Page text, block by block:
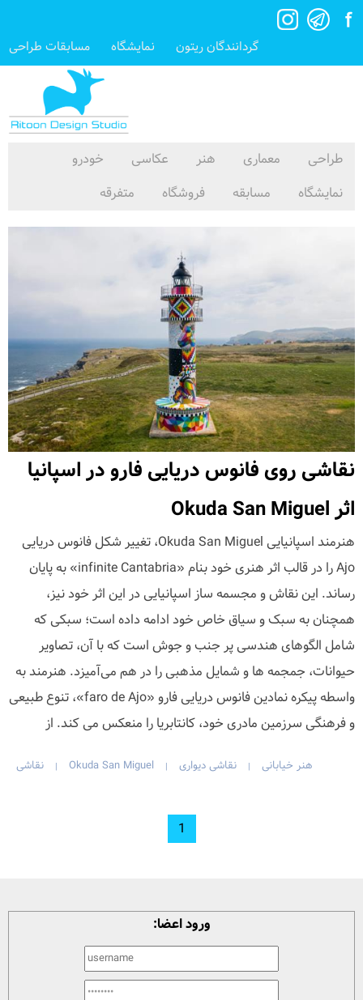
گردانندگان ریتون نمایشگاه مسابقات طراحی
طراحی معماری هنر عکاسی
خودرو
نمایشگاه
مسابقه فروشگاه متفرقه
نقاشی روی فانوس دریایی فارو در اسپانیا
اثر Okuda San Miguel
هنرمند اسپانیایی Okuda San Miguel، تغییر شکل فانوس دریایی
Ajo را در قالب اثر هنری خود بنام «infinite Cantabria» به پایان
رساند. این نقاش و مجسمه ساز اسپانیایی در این اثر خود نیز،
همچنان به سبک و سیاق خاص خود ادامه داده است؛ سبکی که
شامل الگوهای هندسی پر جنب و جوش است که با آن، تصاویر
حیوانات، جمجمه ها و شمایل مذهبی را در هم می‌آمیزد. هنرمند به
واسطه پیکره نمادین فانوس دریایی فارو «faro de Ajo»، تنوع طبیعی
و فرهنگی سرزمین مادری خود، کانتابریا را منعکس می کند. از
هنر خیابانی | نقاشی دیواری |
Okuda San Miguel
| نقاشی
1
ورود اعضا: